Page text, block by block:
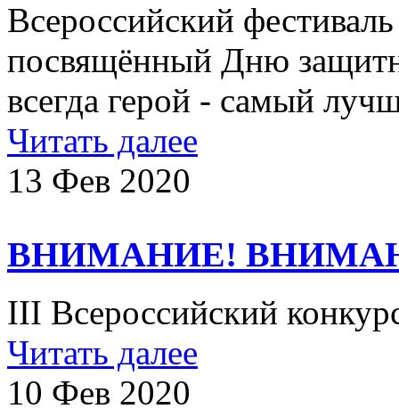
Всероссийский
посвящённый Дню
всегда герой - самый
Читать далее
13 Фев 2020
ВНИМАНИЕ!
III Всероссийский
Читать далее
10 Фев 2020